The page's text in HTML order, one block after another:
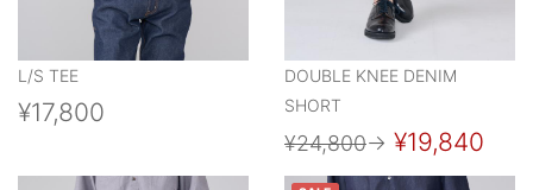
L/S TEE
¥17,800
DOUBLE KNEE DENIM
SHORT
¥24,800→ ¥19,840